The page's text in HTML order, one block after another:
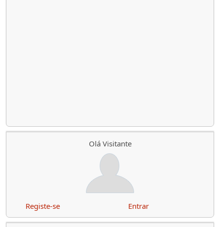
Olá Visitante
Registe-se Entrar